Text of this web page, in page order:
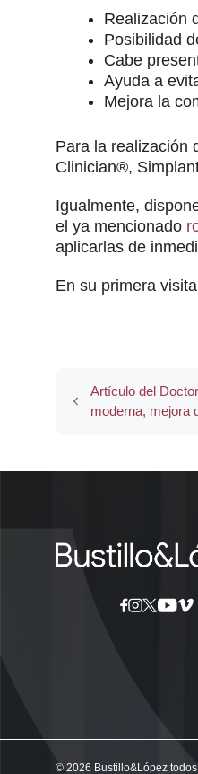
Realización
Posibilidad
Cabe
Ayuda a
Mejora la
Para la realización
Clinician®,
Igualmente,
el ya mencionado
aplicarlas de
En su primera
Artículo del
moderna, mejora
© 2026 Bustillo&López